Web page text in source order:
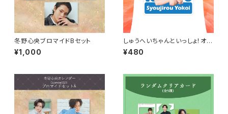
冬野心央ブロマイドBセット
¥1,000
しゅうへいちゃんといっしょ！オリ
ジナルステッカー（横井翔二郎）
¥480